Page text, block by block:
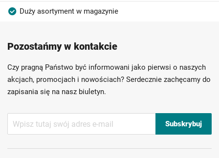
Duży asortyment w magazynie
Szybka dostawa
Indywidualni doradcy
Ponad 40 lat doświadczenia
Możliwość własnego etykietowania
Pozostańmy w kontakcie
Czy pragną Państwo być informowani jako pierwsi o naszych
akcjach, promocjach i nowościach? Serdecznie zachęcamy do
zapisania się na nasz biuletyn.
nasz
Subskrybuj